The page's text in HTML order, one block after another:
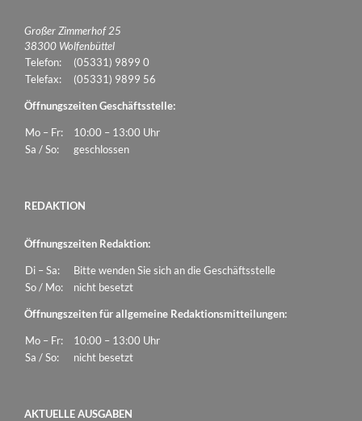
Großer Zimmerhof 25
38300 Wolfenbüttel
Telefon:
(05331) 9899 0
Telefax:
(05331) 9899 56
Öffnungszeiten Geschäftsstelle:
Mo – Fr:
10:00 – 13:00 Uhr
Sa / So:
geschlossen
REDAKTION
Öffnungszeiten Redaktion:
Di – Sa:
Bitte wenden Sie sich an die Geschäftsstelle
So / Mo:
nicht besetzt
Öffnungszeiten für allgemeine Redaktionsmitteilungen:
Mo – Fr:
10:00 – 13:00 Uhr
Sa / So:
nicht besetzt
AKTUELLE AUSGABEN